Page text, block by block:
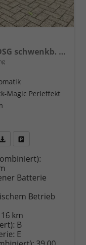
Sportline 1.5 TSI 204PS PHEV DSG schwenkb. AHK elektr. PanoDach HUD Alcantara PDC v+h 360°Kamera CANTON Sound Klimaautomatik Sitzheizung Lenkradheizung Navi Apple CarPlay Android Auto 2xKeyless 19"LM vollelektr. Reichweite 116KM
Magic Perleffekt
Datei,
Fahrzeugexposé
drucken
drucken,
parken
oder
vergleichen
Batterie
Betrieb
km
B
E